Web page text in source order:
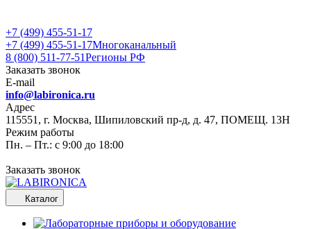
+7 (499) 455-51-17
+7 (499) 455-51-17Многоканальный
8 (800) 511-77-51Регионы РФ
Заказать звонок
E-mail
info@labironica.ru
Адрес
115551, г. Москва, Шипиловский пр-д, д. 47, ПОМЕЩ. 13Н
Режим работы
Пн. – Пт.: с 9:00 до 18:00
Заказать звонок
Каталог